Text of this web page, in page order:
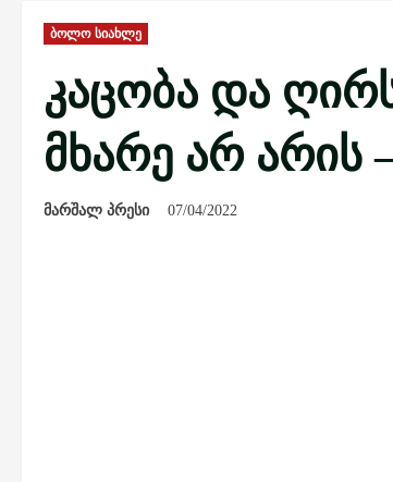
ბოლო სიახლე
კაცობა და
მხარე არ არის
მარშალ პრესი 07/04/2022